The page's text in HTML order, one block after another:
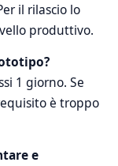
il rilascio lo
produttivo.
1 giorno. Se
è troppo
e